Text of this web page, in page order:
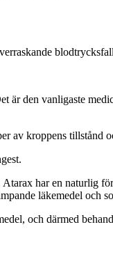
den vanligaste
av kroppens tillstånd
har en naturlig
läkemedel och
och därmed